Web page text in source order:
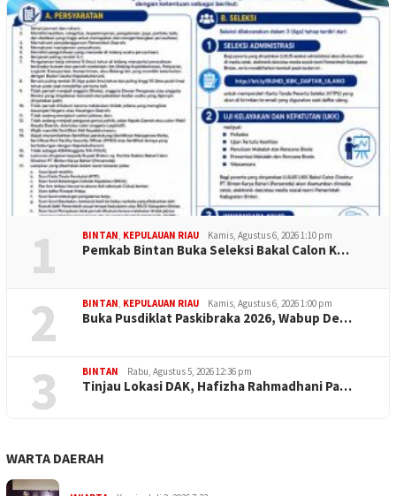
1 BINTAN, KEPULAUAN RIAU Kamis, Agustus 6, 2026 1:10 pm
Pemkab Bintan Buka Seleksi Bakal Calon K…
2 BINTAN, KEPULAUAN RIAU Kamis, Agustus 6, 2026 1:00 pm
Buka Pusdiklat Paskibraka 2026, Wabup De…
3 BINTAN Rabu, Agustus 5, 2026 12:36 pm
Tinjau Lokasi DAK, Hafizha Rahmadhani Pa…
WARTA DAERAH